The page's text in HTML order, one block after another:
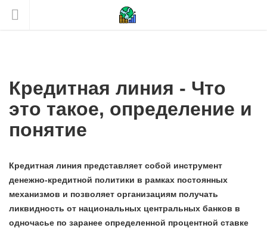
Кредитная линия - Что
это такое, определение и
понятие
Кредитная линия представляет собой инструмент
денежно-кредитной политики в рамках постоянных
механизмов и позволяет организациям получать
ликвидность от национальных центральных банков в
одночасье по заранее определенной процентной ставке